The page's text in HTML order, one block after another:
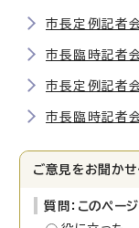
市長定例記者
市長臨時記者
市長定例記者
市長臨時記者
ご意見をお聞かせ
質問：このペー